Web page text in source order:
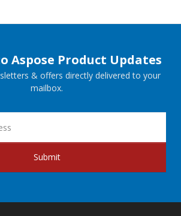
Aspose Product Updates
& offers directly delivered to your
mailbox.
Submit